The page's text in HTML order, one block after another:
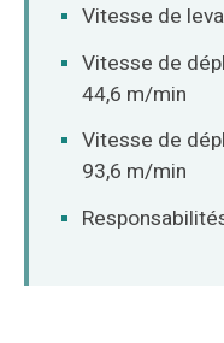
Vitesse de
Vitesse de
44,6 m/min
Vitesse de
93,6 m/min